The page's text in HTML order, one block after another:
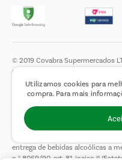
Utilizamos cookies para
compra. Para mais
© 2019 Covabra Supermercados
sob n.º 61.233.151/0001-84, com
de Lucca, Itatiba – SP, CEP
confirmação de dados. Produtos,
hoje, podendo sofrer alterações
de limitar a quantidade máxima
entrega de bebidas alcoólicas a
n.° 8069/90, art. 81, inciso II